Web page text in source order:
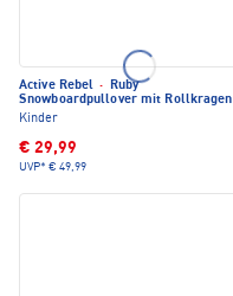
Active Rebel ·
Ruby
Snowboardpullover mit Rollkragen
Kinder
€ 29,99
UVP* € 49,99